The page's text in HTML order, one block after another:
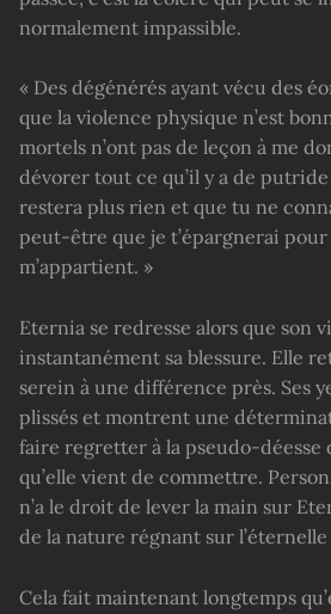
normalement impassible.
« Des dégénérés ayant vécu des
que la violence physique n’est
mortels n’ont pas de leçon à me
dévorer tout ce qu’il y a de
restera plus rien et que tu ne
peut-être que je t’épargnerai
m’appartient. »
Eternia se redresse alors que son
instantanément sa blessure. Elle
serein à une différence près. Ses
plissés et montrent une
faire regretter à la pseudo-déesse
qu’elle vient de commettre.
n’a le droit de lever la main sur
de la nature régnant sur
Cela fait maintenant longtemps